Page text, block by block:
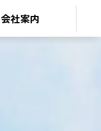
会社案内